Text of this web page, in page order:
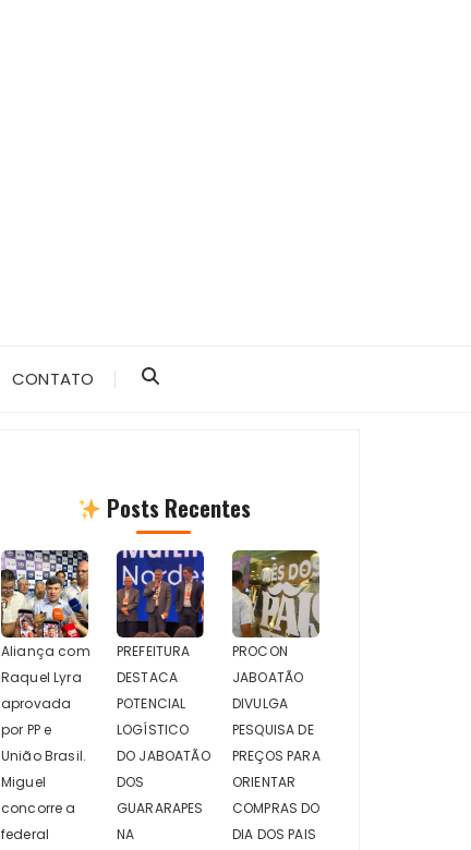
CONTATO
Posts Recentes
Aliança com
Raquel Lyra
aprovada
por PP e
União Brasil.
Miguel
concorre a
federal
PREFEITURA
DESTACA
POTENCIAL
LOGÍSTICO
DO JABOATÃO
DOS
GUARARAPES
NA
PROCON
JABOATÃO
DIVULGA
PESQUISA DE
PREÇOS PARA
ORIENTAR
COMPRAS DO
DIA DOS PAIS